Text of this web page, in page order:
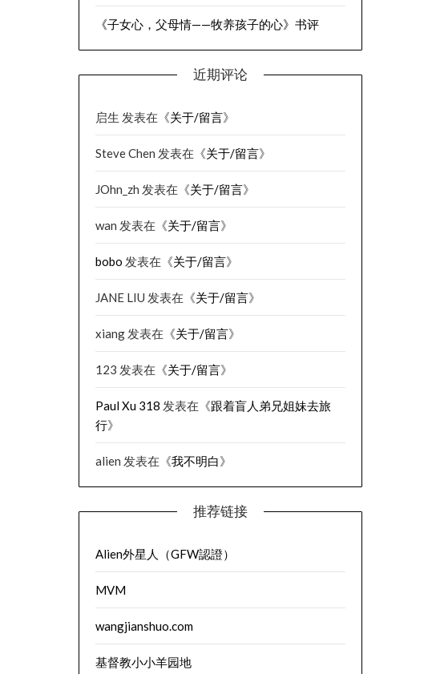
《子女心，父母情——牧养孩子的心》书评
近期评论
启生 发表在《关于/留言》
Steve Chen 发表在《关于/留言》
JOhn_zh 发表在《关于/留言》
wan 发表在《关于/留言》
bobo 发表在《关于/留言》
JANE LIU 发表在《关于/留言》
xiang发表在《关于/留言》
123 发表在《关于/留言》
Paul Xu 318 发表在《跟着盲人弟兄姐妹去旅
行》
alien 发表在《我不明白》
推荐链接
Alien外星人（GFW認證）
MVM
wangjianshuo.com
基督教小小羊园地